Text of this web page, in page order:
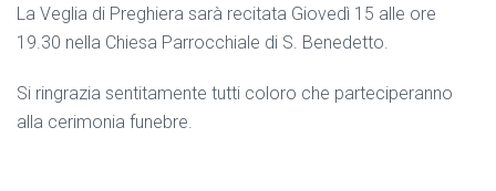
La Veglia di Preghiera sarà recitata Giovedì 15 alle ore
19.30 nella Chiesa Parrocchiale di S. Benedetto.
Si ringrazia sentitamente tutti coloro che parteciperanno
alla cerimonia funebre.